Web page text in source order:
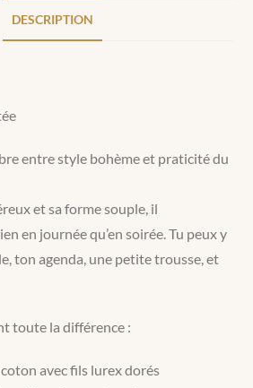
DESCRIPTION
entre style bohème et praticité du
et sa forme souple, il
en journée qu’en soirée. Tu peux y
ton agenda, une petite trousse, et
toute la différence :
avec fils lurex dorés